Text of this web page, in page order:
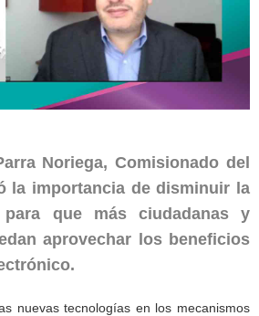
Noriega, Comisionado del
la importancia de disminuir la
que más ciudadanas y
aprovechar los beneficios
nuevas tecnologías en los mecanismos